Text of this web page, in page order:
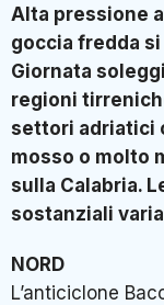
Alta pressione
goccia fredda
Giornata
regioni
settori adriatici
mosso o molto
sulla Calabria.
sostanziali
NORD
L’anticiclone